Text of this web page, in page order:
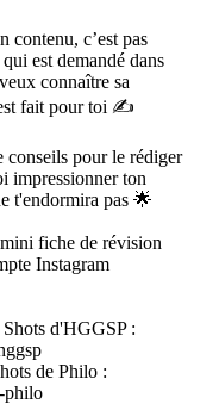
contenu, c’est pas
est demandé dans
connaître sa
fait pour toi ✍️
conseils pour le rédiger
impressionner ton
t'endormira pas 🌟
fiche de révision
Instagram
d'HGGSP :
de Philo :
philo